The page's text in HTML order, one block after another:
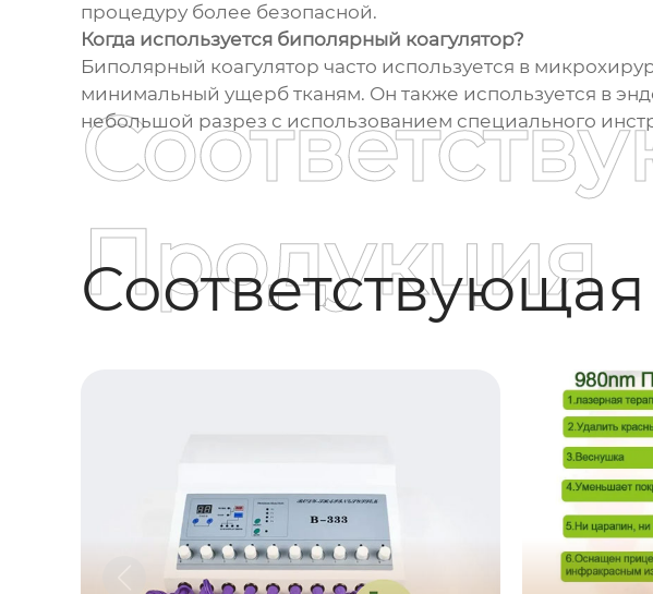
процедуру более безопасной.
Когда используется биполярный коагулятор?
Биполярный коагулятор часто используется в
минимальный ущерб тканям. Он также используется в
небольшой разрез с использованием специального
Соответствующая
Продукция